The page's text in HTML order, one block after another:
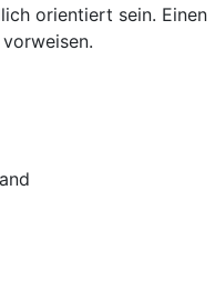
orientiert sein. Einen